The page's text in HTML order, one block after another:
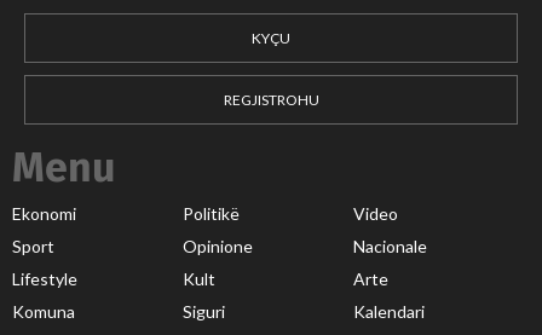
KYÇU
REGJISTROHU
Menu
Ekonomi Politikë
Video
Sport
Opinione
Nacionale
Lifestyle
Kult
Arte
Komuna
Siguri
Kalendari